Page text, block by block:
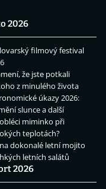
2026
filmový festival
že jste potkali
z minulého života
úkazy 2026:
slunce a další
obléci miminko při
teplotách?
na dokonalé letní mojito
letních salátů
2026